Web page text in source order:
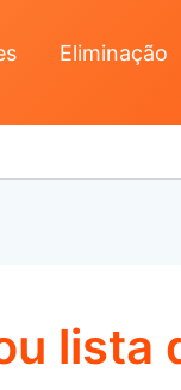
Eliminação
lista